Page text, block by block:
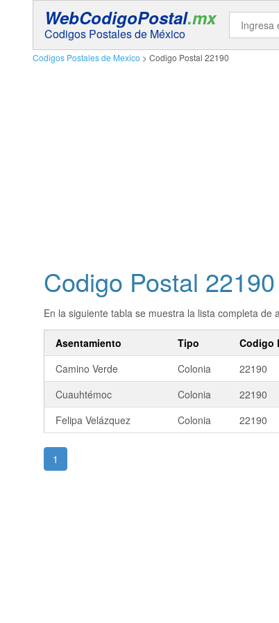
WebCodigoPostal.mx
Codigos Postales de México
Codigos Postales de Mexico > Codigo Postal 22190
Codigo Postal 22190
En la siguiente tabla se muestra la lista completa de
Asentamiento Tipo Codigo
Camino Verde
Colonia 22190
Cuauhtémoc
Colonia 22190
Felipa Velázquez
Colonia 22190
1